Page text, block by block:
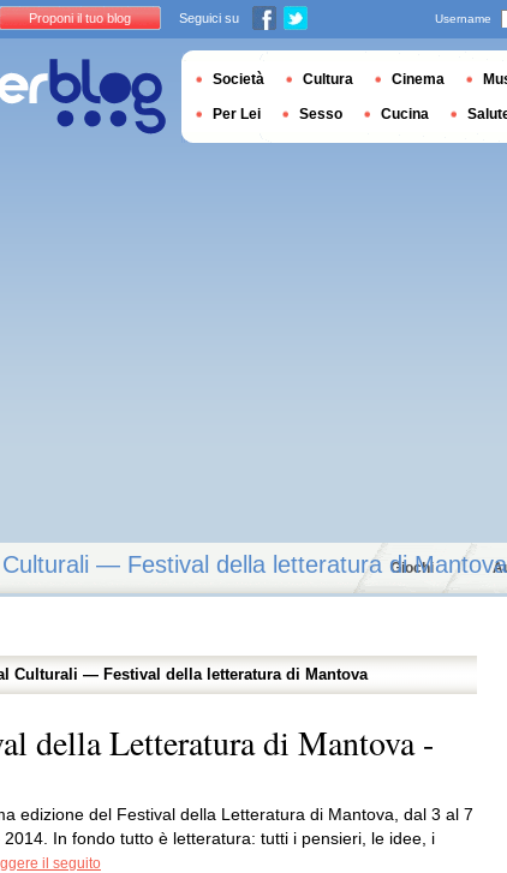
— Festival della letteratura di Mantova
Giochi
Culturali — Festival della letteratura di Mantova
della Letteratura di Mantova -
edizione del Festival della Letteratura di Mantova, dal 3 al 7
In fondo tutto è letteratura: tutti i pensieri, le idee, i
il seguito
Proponi il tuo blog Seguici su Username
Società Cultura Cinema
Per Lei Sesso Cucina